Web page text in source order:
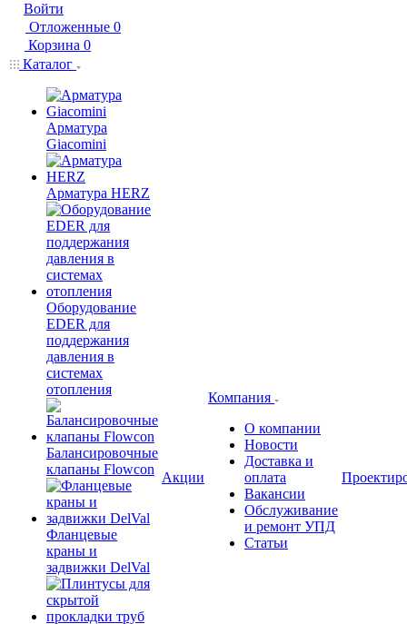
Войти
Отложенные 0
Корзина 0
Каталог
Арматура
Giacomini
Арматура HERZ
Оборудование
EDER для
поддержания
давления в
системах
отопления
Балансировочные
клапаны Flowcon
Фланцевые
краны и
задвижки DelVal
Акции
Компания
О компании
Новости
Доставка и
оплата
Вакансии
Обслуживание
и ремонт УПД
Статьи